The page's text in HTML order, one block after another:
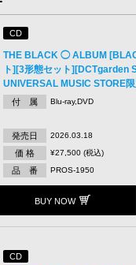
CD
THE BLACK ◯ ALBUM
ト][3形態セット][DCTgarden
UNIVERSAL MUSIC STORE
付 属 Blu-ray,DVD
発売日 2026.03.18
価 格 ¥27,500 (税込)
品 番 PROS-1950
BUY NOW
CD